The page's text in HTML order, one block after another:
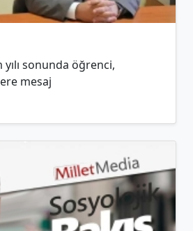
yılı sonunda öğrenci,
mesaj